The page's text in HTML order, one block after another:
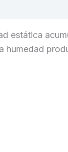
estática
humedad